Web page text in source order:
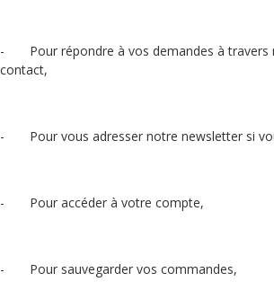
- Pour répondre à vos demandes à travers
contact,
- Pour vous adresser notre newsletter si
- Pour accéder à votre compte,
- Pour sauvegarder vos commandes,